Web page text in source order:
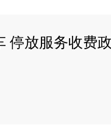
放服务收费政